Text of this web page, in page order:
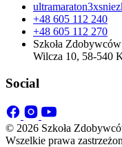
+48 605 112 240
+48 605 112 270
Szkoła
Wilcza 10, 58-540
Social
© 2026 Szkoła
Wszelkie prawa